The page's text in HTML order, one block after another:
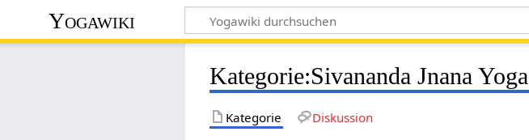
Yogawiki
Kategorie:Sivananda Jnana Yoga
Kategorie Diskussion